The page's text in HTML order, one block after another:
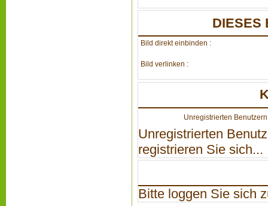
DIESES
Bild direkt einbinden :
Bild verlinken :
Unregistrierten
Unregistrierten
registrieren Sie sich...
Bitte loggen Sie sich